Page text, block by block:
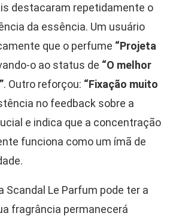
destacaram repetidamente o
da essência. Um usuário
que o perfume “Projeta
o ao status de “O melhor
. Outro reforçou: “Fixação muito
no feedback sobre a
e indica que a concentração
funciona como um ímã de
Scandal Le Parfum pode ter a
fragrância permanecerá